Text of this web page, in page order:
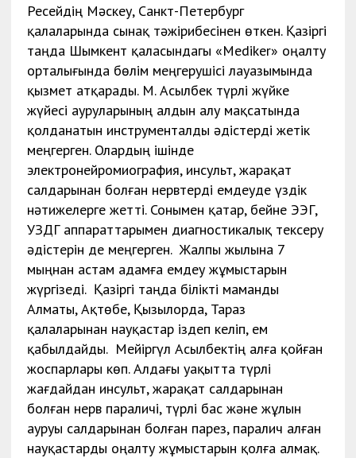
Ресейдің Мәскеу, Санкт-Петербург
қалаларында сынақ тәжірибесінен өткен. Қазіргі
таңда Шымкент қаласындагы «Mediker» оңалту
орталығында бөлім меңгерушісі лауазымында
қызмет атқарады. М. Асылбек түрлі жүйке
жүйесі ауруларының алдын алу мақсатында
қолданатын инструменталды әдістерді жетік
меңгерген. Олардың ішінде
электронейромиография, инсульт, жарақат
салдарынан болған нервтерді емдеуде үздік
нәтижелерге жетті. Сонымен қатар, бейне ЭЭГ,
УЗДГ аппараттарымен диагностикалық тексеру
әдістерін де меңгерген. Жалпы жылына 7
мыңнан астам адамға емдеу жұмыстарын
жүргізеді. Қазіргі таңда білікті маманды
Алматы, Ақтөбе, Қызылорда, Тараз
қалаларынан науқастар іздеп келіп, ем
қабылдайды. Мейіргүл Асылбектің алға қойған
жоспарлары көп. Алдағы уақытта түрлі
жағдайдан инсульт, жарақат салдарынан
болған нерв параличі, түрлі бас және жұлын
ауруы салдарынан болған парез, паралич алған
науқастарды оңалту жұмыстарын қолға алмақ.